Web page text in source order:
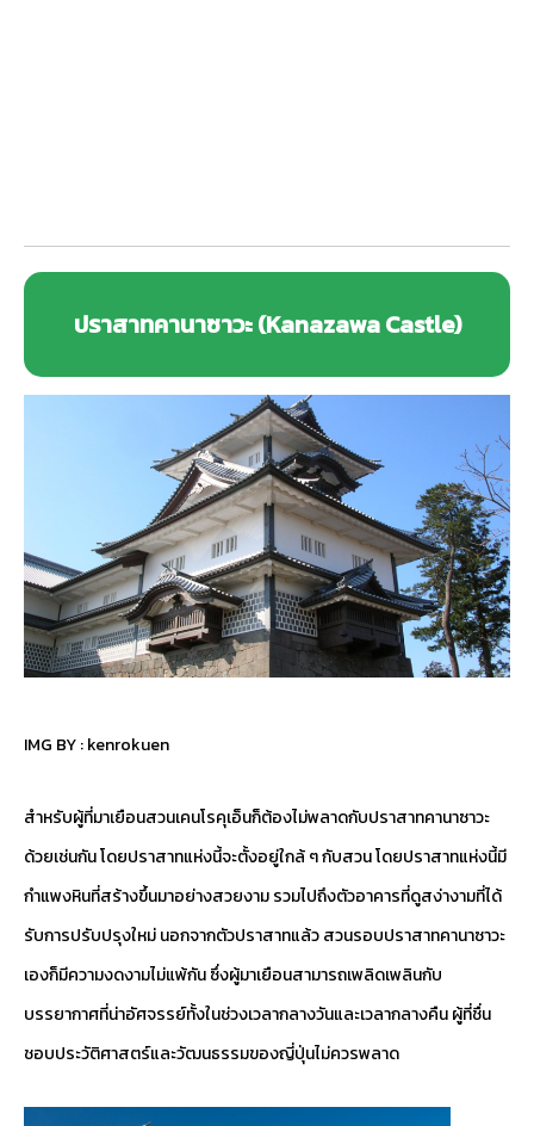
ปราสาทคานาซาวะ (Kanazawa Castle)
IMG BY :kenrokuen
สำหรับผู้ที่มาเยือนสวนเคนโรคุเอ็นก็ต้องไม่พลาดกับปราสาทคานาซาวะ
ด้วยเช่นกัน โดยปราสาทแห่งนี้จะตั้งอยู่ใกล้ ๆ กับสวน โดยปราสาทแห่งนี้มี
กำแพงหินที่สร้างขึ้นมาอย่างสวยงาม รวมไปถึงตัวอาคารที่ดูสง่างามที่ได้
รับการปรับปรุงใหม่ นอกจากตัวปราสาทแล้ว สวนรอบปราสาทคานาซาวะ
เองก็มีความงดงามไม่แพ้กัน ซึ่งผู้มาเยือนสามารถเพลิดเพลินกับ
บรรยากาศที่น่าอัศจรรย์ทั้งในช่วงเวลากลางวันและเวลากลางคืน ผู้ที่ชื่น
ชอบประวัติศาสตร์และวัฒนธรรมของญี่ปุ่นไม่ควรพลาด